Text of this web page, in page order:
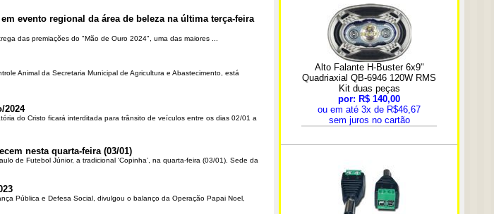
evento regional da área de beleza na última terça-feira
das premiações do "Mão de Ouro 2024", uma das maiores ...
Animal da Secretaria Municipal de Agricultura e Abastecimento, está
2024
do Cristo ficará interditada para trânsito de veículos entre os dias 02/01 a
nesta quarta-feira (03/01)
de Futebol Júnior, a tradicional ‘Copinha’, na quarta-feira (03/01). Sede da
Pública e Defesa Social, divulgou o balanço da Operação Papai Noel,